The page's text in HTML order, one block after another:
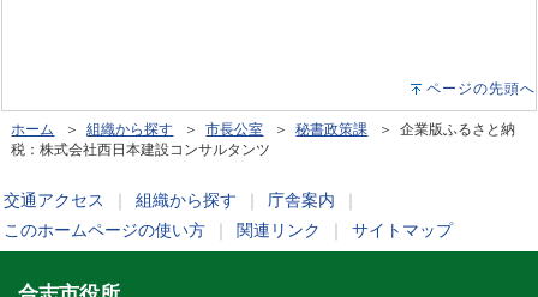
ページの先頭へ
ホーム ＞組織から探す ＞市長公室 ＞秘書政策課 ＞ 企業版ふるさと納
税：株式会社西日本建設コンサルタンツ
交通アクセス 組織から探す 庁舎案内
このホームページの使い方
関連リンク サイトマップ